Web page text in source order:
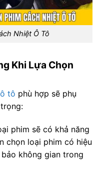
Nhiệt Ô Tô
Khi Lựa Chọn
tô phù hợp sẽ phụ
phim sẽ có khả năng
chọn loại phim có hiệu
không gian trong